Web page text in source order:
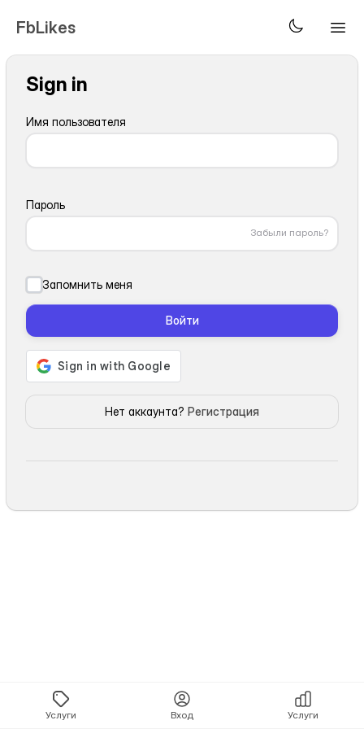
FbLikes
Sign in
Имя пользователя
Пароль
Забыли пароль?
Запомнить меня
Войти
Нет аккаунта? Регистрация
Услуги Вход Услуги